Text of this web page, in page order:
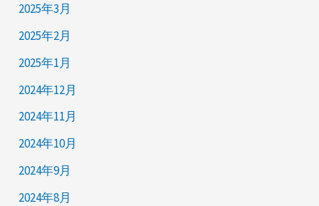
2025年3月
2025年2月
2025年1月
2024年12月
2024年11月
2024年10月
2024年9月
2024年8月